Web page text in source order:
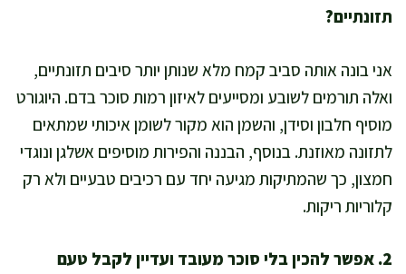
תזונתיים?
אני בונה אותה סביב קמח מלא שנותן יותר סיבים תזונתיים,
ואלה תורמים לשובע ומסייעים לאיזון רמות סוכר בדם. היוגורט
מוסיף חלבון וסידן, והשמן הוא מקור לשומן איכותי שמתאים
לתזונה מאוזנת. בנוסף, הבננה והפירות מוסיפים אשלגן ונוגדי
חמצון, כך שהמתיקות מגיעה יחד עם רכיבים טבעיים ולא רק
קלוריות ריקות.
2. אפשר להכין בלי סוכר מעובד ועדיין לקבל טעם